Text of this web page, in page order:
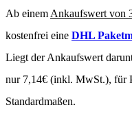
Ab einem Ankaufswert von
kostenfrei eine DHL
Liegt der Ankaufswert
nur 7,14€ (inkl. MwSt.), für
Standardmaßen.